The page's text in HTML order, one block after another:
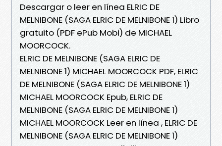
Descargar o leer en línea ELRIC DE
MELNIBONE (SAGA ELRIC DE MELNIBONE 1) Libro
gratuito (PDF ePub Mobi) de MICHAEL
MOORCOCK.
ELRIC DE MELNIBONE (SAGA ELRIC DE
MELNIBONE 1) MICHAEL MOORCOCK PDF, ELRIC
DE MELNIBONE (SAGA ELRIC DE MELNIBONE 1)
MICHAEL MOORCOCK Epub, ELRIC DE
MELNIBONE (SAGA ELRIC DE MELNIBONE 1)
MICHAEL MOORCOCK Leer en línea , ELRIC DE
MELNIBONE (SAGA ELRIC DE MELNIBONE 1)